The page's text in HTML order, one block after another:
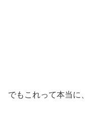
でもこれって本当に